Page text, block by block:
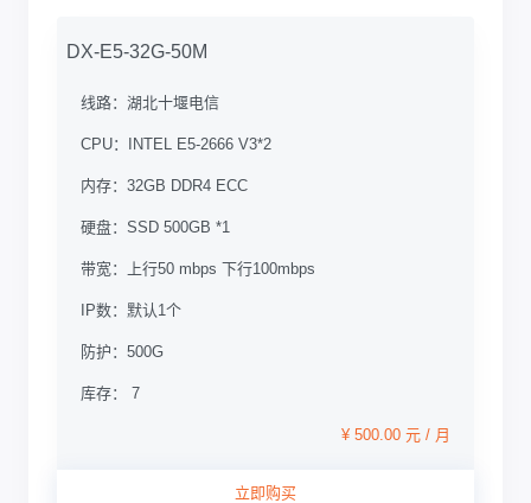
DX-E5-32G-50M
线路： 湖北十堰电信
CPU： INTEL E5-2666 V3*2
内存： 32GB DDR4 ECC
硬盘： SSD 500GB *1
带宽： 上行50 mbps 下行100mbps
IP数： 默认1个
防护： 500G
库存： 7
¥ 500.00 元 / 月
立即购买